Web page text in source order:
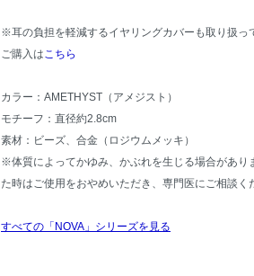
※耳の負担を軽減するイヤリングカバーも取り扱っ
ご購入は こちら
カラー：AMETHYST（アメジスト）
モチーフ：直径約2.8cm
素材：ビーズ、合金（ロジウムメッキ）
※体質によってかゆみ、かぶれを生じる場合があり
た時はご使用をおやめいただき、専門医にご相談く
すべての「NOVA」シリーズを見る